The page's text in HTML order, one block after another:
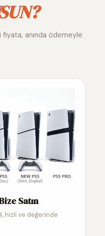
fiyata, anında ödemeyle
Satın
hızlı ve değerinde